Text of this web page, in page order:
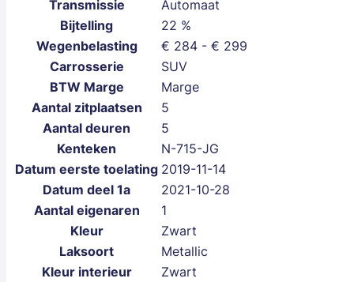
Transmissie
Automaat
Bijtelling
22 %
Wegenbelasting
€ 284 - € 299
Carrosserie
SUV
BTW Marge
Marge
Aantal zitplaatsen
5
Aantal deuren
5
Kenteken
N-715-JG
Datum eerste toelating 2019-11-14
Datum deel 1a
2021-10-28
Aantal eigenaren
1
Kleur
Zwart
Laksoort
Metallic
Kleur interieur
Zwart